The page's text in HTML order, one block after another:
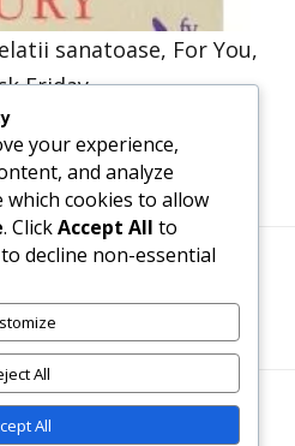
sanatoase, For You,
Friday
lei
Datelor (GDPR)
©2026 TOATE DREPTURILE
your experience,
and analyze
which cookies to allow
. ClickAccept All to
to decline non-essential
All
All